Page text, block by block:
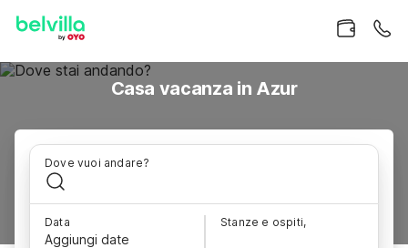
Casa vacanza in Azur
Dove vuoi andare?
Data
Aggiungi date
Stanze e ospiti,